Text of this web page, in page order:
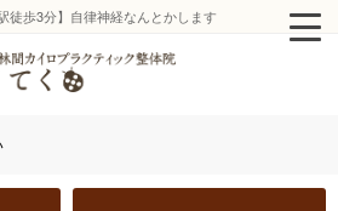
徒歩3分】自律神経なんとかします